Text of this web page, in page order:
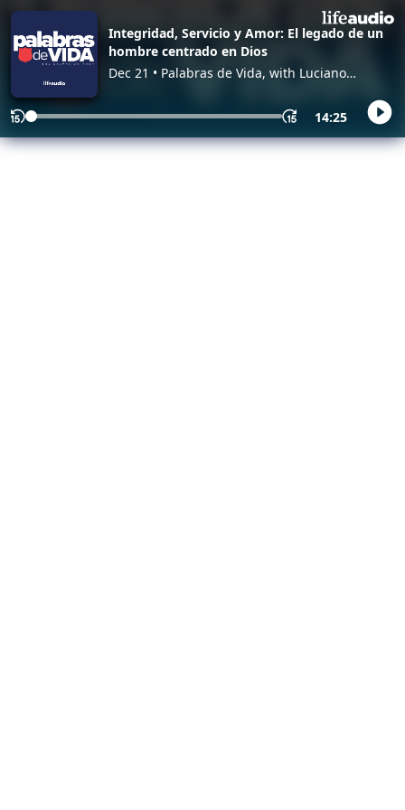
Integridad, Servicio y Amor: El legado de un
hombre centrado en Dios
Dec 21 • Palabras de Vida, with Luciano
14:25